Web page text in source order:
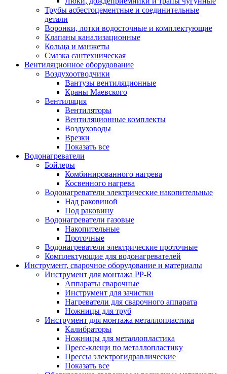
Трубы асбестоцементные и соединительные
детали
Воронки, лотки водосточные и комплектующие
Клапаны канализационные
Кольца и манжеты
Смазка сантехническая
Вентиляционное оборудование
Воздухоотводчики
Вантузы вентиляционные
Краны Маевского
Вентиляция
Вентиляторы
Вентиляционные комплекты
Воздуховоды
Врезки
Показать все
Водонагреватели
Бойлеры
Комбинированного нагрева
Косвенного нагрева
Водонагреватели электрические накопительные
Над раковиной
Под раковину
Водонагреватели газовые
Накопительные
Проточные
Водонагреватели электрические проточные
Комплектующие для водонагревателей
Инструмент, сварочное оборудование и материалы
Инструмент для монтажа PP-R
Аппараты сварочные
Инструмент для зачистки
Нагреватели для сварочного аппарата
Ножницы для труб
Инструмент для монтажа металлопластика
Калибраторы
Ножницы для металлопластика
Пресс-клещи по металлопластику
Прессы электрогидравлические
Показать все